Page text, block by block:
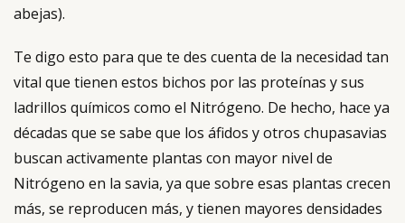
abejas).
Te digo esto para que te des cuenta de la necesidad tan
vital que tienen estos bichos por las proteínas y sus
ladrillos químicos como el Nitrógeno. De hecho, hace ya
décadas que se sabe que los áfidos y otros chupasavias
buscan activamente plantas con mayor nivel de
Nitrógeno en la savia, ya que sobre esas plantas crecen
más, se reproducen más, y tienen mayores densidades